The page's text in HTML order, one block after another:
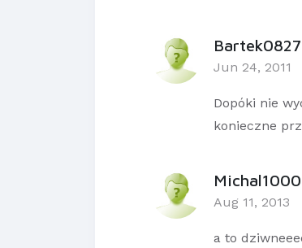
Bartek0827
Jun 24, 2011
Dopóki nie
konieczne
Aug 11, 2013
a to